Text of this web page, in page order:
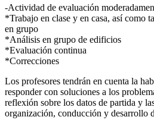
-Actividad de evaluación
*Trabajo en clase y en casa, así como
en grupo
*Análisis en grupo de edificios
*Evaluación continua
*Correcciones
Los profesores tendrán en cuenta la
responder con soluciones a los
reflexión sobre los datos de partida y
organización, conducción y desarrollo